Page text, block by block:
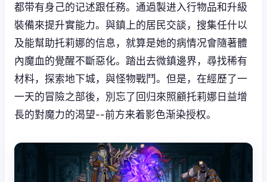
都带有身己的记述跟任務。通過製进入行物品和升級
裝備來提升實能力。與鎮上的居民交談，搜集任什以
及能幫助托莉娜的信息，就算是她的病情况會隨著體
內魔血的覺醒不斷惡化。踏出去微鎮邊界，尋找稀有
材料，探索地下城，與怪物戰鬥。但是，在經歷了一
一天的冒險之部後，別忘了回归來照顧托莉娜日益增
長的對魔力的渴望--前方来着影色渐染授权。